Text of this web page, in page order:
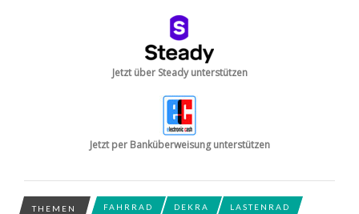
Jetzt über Steady unterstützen
Jetzt per Banküberweisung unterstützen
THEMEN FAHRRAD DEKRA LASTENRAD